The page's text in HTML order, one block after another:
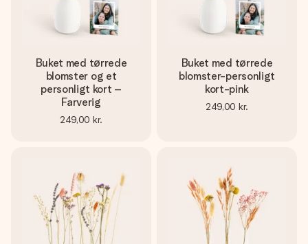
Buket med tørrede
blomster og et
personligt kort –
Farverig
249,00 kr.
Buket med tørrede
blomster-personligt
kort-pink
249,00 kr.